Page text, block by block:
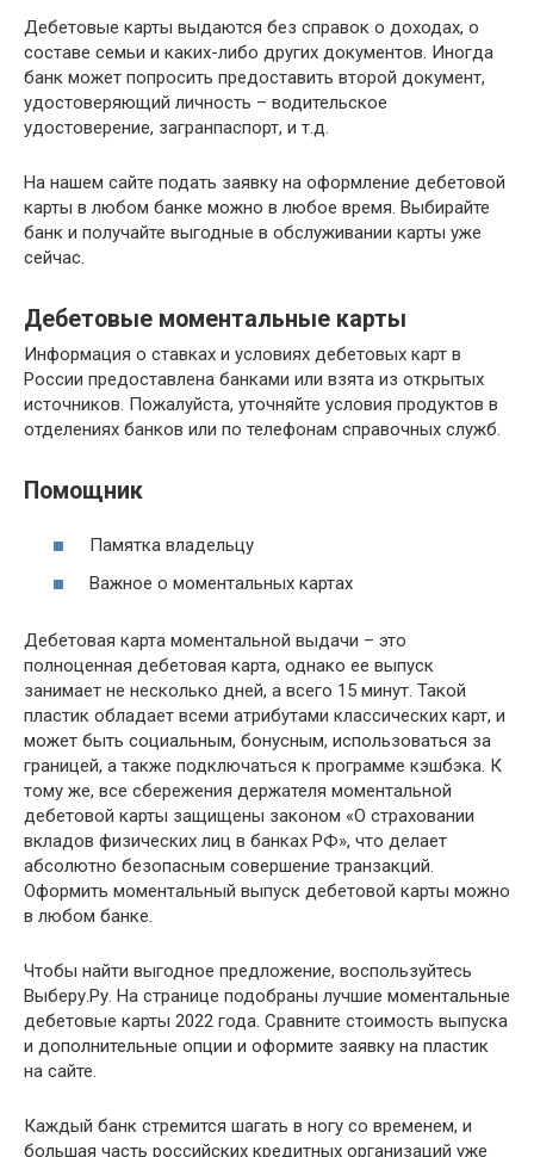
Дебетовые карты выдаются без справок о доходах, о
составе семьи и каких-либо других документов. Иногда
банк может попросить предоставить второй документ,
удостоверяющий личность – водительское
удостоверение, загранпаспорт, и т.д.
На нашем сайте подать заявку на оформление дебетовой
карты в любом банке можно в любое время. Выбирайте
банк и получайте выгодные в обслуживании карты уже
сейчас.
Дебетовые моментальные карты
Информация о ставках и условиях дебетовых карт в
России предоставлена банками или взята из открытых
источников. Пожалуйста, уточняйте условия продуктов в
отделениях банков или по телефонам справочных служб.
Помощник
Памятка владельцу
Важное о моментальных картах
Дебетовая карта моментальной выдачи – это
полноценная дебетовая карта, однако ее выпуск
занимает не несколько дней, а всего 15 минут. Такой
пластик обладает всеми атрибутами классических карт, и
может быть социальным, бонусным, использоваться за
границей, а также подключаться к программе кэшбэка. К
тому же, все сбережения держателя моментальной
дебетовой карты защищены законом «О страховании
вкладов физических лиц в банках РФ», что делает
абсолютно безопасным совершение транзакций.
Оформить моментальный выпуск дебетовой карты можно
в любом банке.
Чтобы найти выгодное предложение, воспользуйтесь
Выберу.Ру. На странице подобраны лучшие моментальные
дебетовые карты 2022 года. Сравните стоимость выпуска
и дополнительные опции и оформите заявку на пластик
на сайте.
Каждый банк стремится шагать в ногу со временем, и
большая часть российских кредитных организаций уже